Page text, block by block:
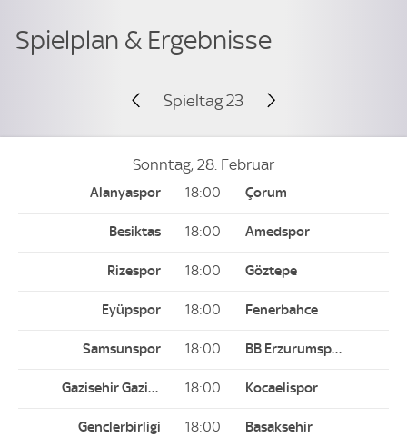
Spieltag 23
Sonntag, 28. Februar
18:00
18:00
18:00
18:00
18:00
18:00
18:00